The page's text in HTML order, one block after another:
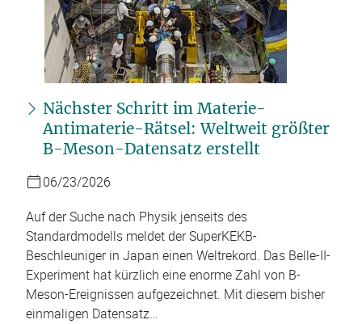
Nächster Schritt im Materie-
Antimaterie-Rätsel: Weltweit größter
B-Meson-Datensatz erstellt
06/23/2026
Auf der Suche nach Physik jenseits des
Standardmodells meldet der SuperKEKB-
Beschleuniger in Japan einen Weltrekord. Das Belle-II-
Experiment hat kürzlich eine enorme Zahl von B-
Meson-Ereignissen aufgezeichnet. Mit diesem bisher
einmaligen Datensatz…